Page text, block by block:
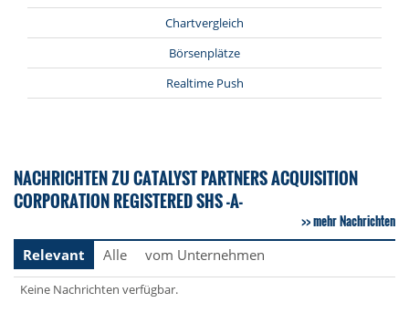
Chartvergleich
Börsenplätze
Realtime Push
NACHRICHTEN ZU CATALYST PARTNERS ACQUISITION
CORPORATION REGISTERED SHS -A-
mehr Nachrichten
Relevant
Alle vom Unternehmen
Keine Nachrichten verfügbar.